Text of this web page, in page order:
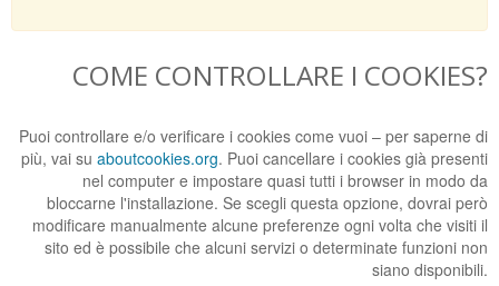
COME CONTROLLARE I COOKIES?
Puoi controllare e/o verificare i cookies come vuoi – per saperne di
più, vai su aboutcookies.org. Puoi cancellare i cookies già presenti
nel computer e impostare quasi tutti i browser in modo da
bloccarne l'installazione. Se scegli questa opzione, dovrai però
modificare manualmente alcune preferenze ogni volta che visiti il
sito ed è possibile che alcuni servizi o determinate funzioni non
siano disponibili.